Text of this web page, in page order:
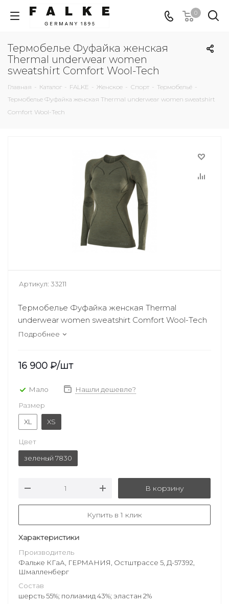
0
Термобелье Фуфайка женская
Thermal underwear women
sweatshirt Comfort Wool-Tech
Главная - Каталог - FALKE - Женское - Спорт - Термобельё -
Термобелье Фуфайка женская Thermal underwear women sweatshirt
Comfort Wool-Tech
Артикул: 33211
Термобелье Фуфайка женская Thermal
underwear women sweatshirt Comfort Wool-Tech
Подробнее
16 900 ₽/шт
Мало
Нашли дешевле?
Размер
XL
XS
Цвет
зеленый 7830
В корзину
Купить в 1 клик
Характеристики
Производитель
Фальке КГаА, ГЕРМАНИЯ, Остштрассе 5, Д-57392,
Шмалленберг
Состав
шерсть 55%; полиамид 43%; эластан 2%